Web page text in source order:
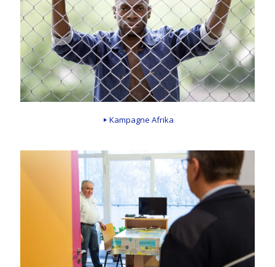
Kampagne Afrika